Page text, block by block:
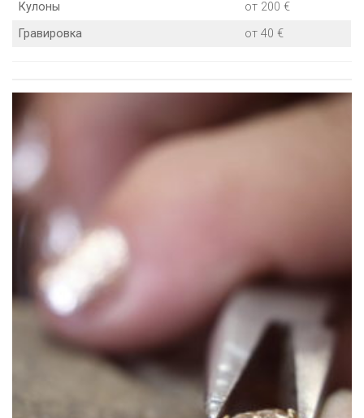
Кулоны
от 200 €
Гравировка
от 40 €